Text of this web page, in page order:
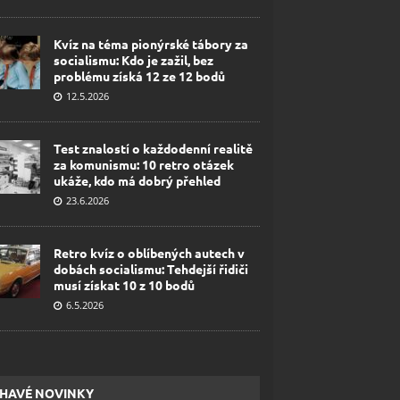
Kvíz na téma pionýrské tábory za
socialismu: Kdo je zažil, bez
problému získá 12 ze 12 bodů
12.5.2026
Test znalostí o každodenní realitě
za komunismu: 10 retro otázek
ukáže, kdo má dobrý přehled
23.6.2026
Retro kvíz o oblíbených autech v
dobách socialismu: Tehdejší řidiči
musí získat 10 z 10 bodů
6.5.2026
NOVINKY